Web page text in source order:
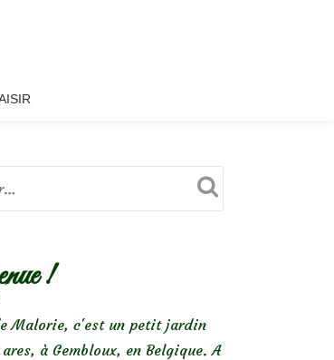
!
Malorie, c'est un petit jardin
à Gembloux, en Belgique. A